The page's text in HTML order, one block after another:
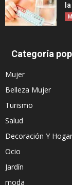
Categoría
Mujer
Belleza Mujer
Turismo
Salud
Decoración Y Hogar
Ocio
Jardín
moda